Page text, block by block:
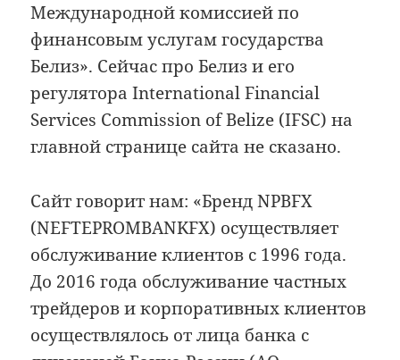
Международной комиссией по
финансовым услугам государства
Белиз». Сейчас про Белиз и его
регулятора International Financial
Services Commission of Belize (IFSC) на
главной странице сайта не сказано.
Сайт говорит нам: «Бренд NPBFX
(NEFTEPROMBANKFX) осуществляет
обслуживание клиентов c 1996 года.
До 2016 года обслуживание частных
трейдеров и корпоративных клиентов
осуществлялось от лица банка с